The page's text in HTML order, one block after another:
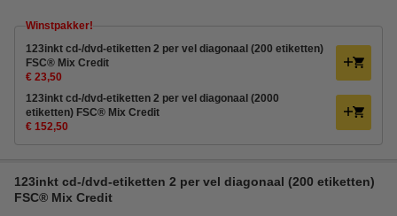
Winstpakker!
123inkt cd-/dvd-etiketten 2 per vel diagonaal (200 etiketten)
FSC® Mix Credit
€ 23,50
123inkt cd-/dvd-etiketten 2 per vel diagonaal (2000
etiketten) FSC® Mix Credit
€ 152,50
123inkt cd-/dvd-etiketten 2 per vel diagonaal (200 etiketten)
FSC® Mix Credit